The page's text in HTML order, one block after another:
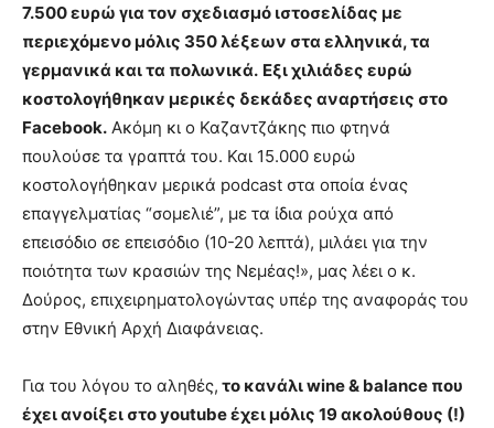
7.500 ευρώ για τον σχεδιασμό ιστοσελίδας με
περιεχόμενο μόλις 350 λέξεων στα ελληνικά, τα
γερμανικά και τα πολωνικά. Εξι χιλιάδες ευρώ
κοστολογήθηκαν μερικές δεκάδες αναρτήσεις στο
Facebook. Ακόμη κι ο Καζαντζάκης πιο φτηνά
πουλούσε τα γραπτά του. Και 15.000 ευρώ
κοστολογήθηκαν μερικά podcast στα οποία ένας
επαγγελματίας “σομελιέ”, με τα ίδια ρούχα από
επεισόδιο σε επεισόδιο (10-20 λεπτά), μιλάει για την
ποιότητα των κρασιών της Νεμέας!», μας λέει ο κ.
Δούρος, επιχειρηματολογώντας υπέρ της αναφοράς του
στην Εθνική Αρχή Διαφάνειας.
Για του λόγου το αληθές, το κανάλι wine & balance που
έχει ανοίξει στο youtube έχει μόλις 19 ακολούθους (!)